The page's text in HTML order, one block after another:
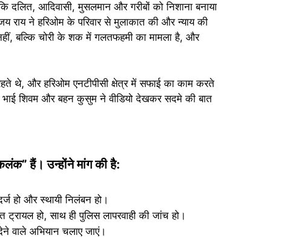
दलित, आदिवासी, मुसलमान और गरीबों को निशाना बनाया
राय ने हरिओम के परिवार से मुलाकात की और न्याय की
बल्कि चोरी के शक में गलतफहमी का मामला है, और
थे, और हरिओम एनटीपीसी क्षेत्र में सफाई का काम करते
भाई शिवम और बहन कुसुम ने वीडियो देखकर सदमे की बात
हैं। उन्होंने मांग की है:
हो और स्थायी निलंबन हो।
हो, साथ ही पुलिस लापरवाही की जांच हो।
वाले अभियान चलाए जाएं।